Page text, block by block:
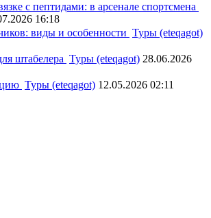
с пептидами: в арсенале спортсмена
16:18
виды и особенности Туры (eteqagot)
штабелера Туры (eteqagot) 28.06.2026
Туры (eteqagot) 12.05.2026 02:11